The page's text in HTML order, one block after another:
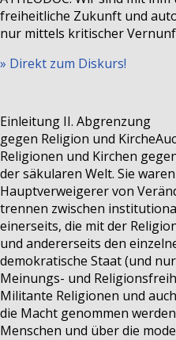
freiheitliche Zukunft und
nur mittels kritischer
» Direkt zum Diskurs!
Einleitung II. Abgrenzung
gegen Religion und Kirche
Religionen und Kirchen
der säkularen Welt. Sie
Hauptverweigerer von
trennen zwischen
einerseits, die mit der
und andererseits den
demokratische Staat (und
Meinungs- und
Militante Religionen und
die Macht genommen
Menschen und über die